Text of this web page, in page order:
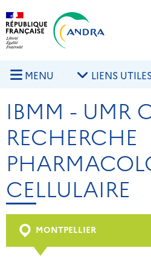
Aller au contenu principal
MENU LIENS
IBMM - UMR
RECHERCHE
CELLULAIRE
MONTPELLIER